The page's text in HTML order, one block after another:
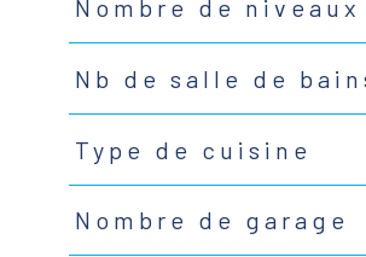
Nombre de niveaux
Nb de salle de
Type de cuisine
Nombre de garage